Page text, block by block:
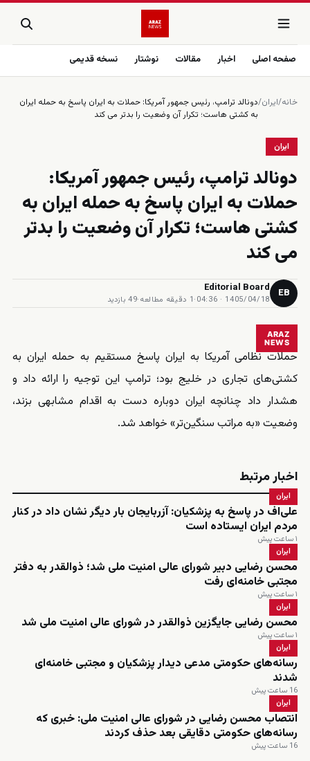
صفحه اصلی اخبار مقالات نوشتار نسخه قدیمی
خانه/ایران/دونالد ترامپ، رئیس جمهور آمریکا: حملات به ایران پاسخ به حمله ایران
به کشتی هاست؛ تکرار آن وضعیت را بدتر می کند
ایران
دونالد ترامپ، رئیس جمهور آمریکا:
حملات به ایران پاسخ به حمله ایران به
کشتی هاست؛ تکرار آن وضعیت را بدتر
می کند
EB
Editorial Board
1405/04/18 · 04:36
·1 دقیقه مطالعه ·49 بازدید
ARAZ
NEWS
حملات نظامی آمریکا به ایران پاسخ مستقیم به حمله ایران به
کشتی‌های تجاری در خلیج بود؛ ترامپ این توجیه را ارائه داد و
هشدار داد چنانچه ایران دوباره دست به اقدام مشابهی بزند،
وضعیت «به مراتب سنگین‌تر» خواهد شد.
اخبار مرتبط
ایران
علی‌اف در پاسخ به پزشکیان: آزربایجان بار دیگر نشان داد در کنار
مردم ایران ایستاده است
۱ ساعت پیش
ایران
محسن رضایی دبیر شورای عالی امنیت ملی شد؛ ذوالقدر به دفتر
مجتبی خامنه‌ای رفت
۱ ساعت پیش
ایران
محسن رضایی جایگزین ذوالقدر در شورای عالی امنیت ملی شد
۱ ساعت پیش
ایران
رسانه‌های حکومتی مدعی دیدار پزشکیان و مجتبی خامنه‌ای
شدند
16 ساعت پیش
ایران
انتصاب محسن رضایی در شورای عالی امنیت ملی: خبری که
رسانه‌های حکومتی دقایقی بعد حذف کردند
16 ساعت پیش